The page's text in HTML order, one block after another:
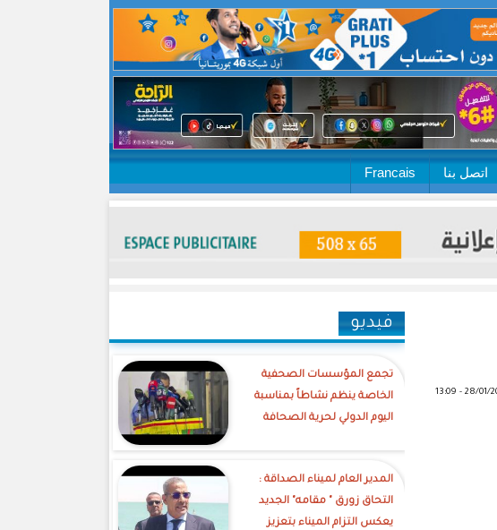
اتصل بنا Francais
فيديو
تجمع المؤسسات الصحفية
الخاصة ينظم نشاطاً بمناسبة
اليوم الدولي لحرية الصحافة
‎المدير العام لميناء الصداقة :
التحاق زورق " مقامه" الجديد
يعكس التزام الميناء بتعزيز